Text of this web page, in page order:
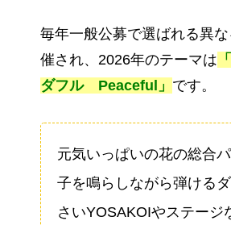
毎年一般公募で選ばれる異
催され、2026年のテーマは
ダフル Peaceful」 です。
元気いっぱいの花の総合
子を鳴らしながら弾ける
さいYOSAKOIやステージ